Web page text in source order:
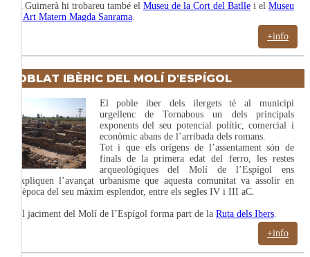
A Guimerà hi trobareu també el Museu de la Cort del Batlle i el Museu
d'Art Matern Magda Sanrama.
+info
POBLAT IBÈRIC DEL MOLÍ D'ESPÍGOL
El poble iber dels ilergets té al municipi
urgellenc de Tornabous un dels principals
exponents del seu potencial polític, comercial i
econòmic abans de l’arribada dels romans.
Tot i que els orígens de l’assentament són de
finals de la primera edat del ferro, les restes
arqueològiques del Molí de l’Espígol ens
expliquen l’avançat urbanisme que aquesta comunitat va assolir en
l’època del seu màxim esplendor, entre els segles IV i III aC.
El jaciment del Molí de l’Espígol forma part de la Ruta dels Ibers.
+info